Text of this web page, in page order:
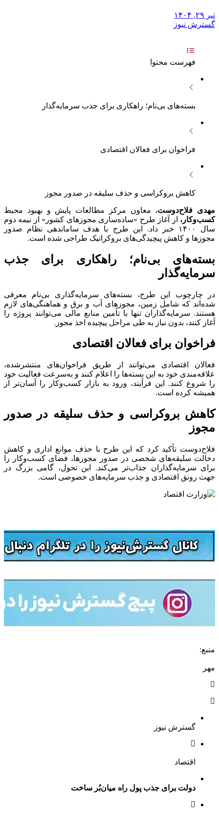
تیر ۲۹, ۱۴۰۴
گسترش نیوز
فهرست محتوا
بسته‌های بی‌نام؛ راهکاری برای جذب سرمایه‌گذار
فراخوان برای فعالان اقتصادی
کاهش بروکراسی و حذف سلیقه‌ در صدور مجوز
مهدی فلاح‌دوست، معاون مرکز مطالعات پایش و بهبود محیط
کسب‌وکار، از آغاز طرح «ساده‌سازی مجوزهای کشور» از نیمه دوم
سال ۱۴۰۰ خبر داد. این طرح با هدف ساماندهی نظام صدور
مجوزها و کاهش پیچیدگی‌های بروکراتیک طراحی شده است.
بسته‌های بی‌نام؛ راهکاری برای جذب
سرمایه‌گذار
در چارچوب این طرح، بسته‌های سرمایه‌گذاری بی‌نام معرفی
شده‌اند که شامل زمین، مجوزهای آب و برق و هماهنگی‌های لازم
هستند. سرمایه‌گذاران تنها با تأمین منابع مالی می‌توانند پروژه را
آغاز کنند، بدون نیاز به طی مراحل پیچیده اخذ مجوز.
فراخوان برای فعالان اقتصادی
فعالان اقتصادی می‌توانند از طریق فراخوان‌های منتشرشده،
علاقه‌مندی خود به این بسته‌ها را اعلام کنند و به‌سرعت فعالیت خود
را شروع کنند. این فرآیند، ورود به بازار کسب‌وکار را آسان‌تر از
همیشه کرده است.
کاهش بروکراسی و حذف سلیقه‌ در صدور
مجوز
فلاح‌دوست تأکید کرد که این طرح با حذف موانع اداری و کاهش
دخالت سلیقه‌های شخصی در صدور مجوزها، فضای کسب‌وکار را
برای سرمایه‌گذاران جذاب‌تر می‌کند. این تحول، گامی بزرگ در
جهت رونق اقتصادی و جذب سرمایه‌های خصوصی است.
منبع:
مهر
گسترش نیوز
اقتصاد
دولت برای جذب پول راه میان‌بُر ساخت